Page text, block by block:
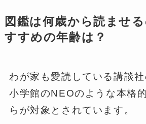
図鑑は何歳から読ませ
すすめの年齢は？
わが家も愛読している講談社
小学館のNEOのような本格
らが対象とされています。